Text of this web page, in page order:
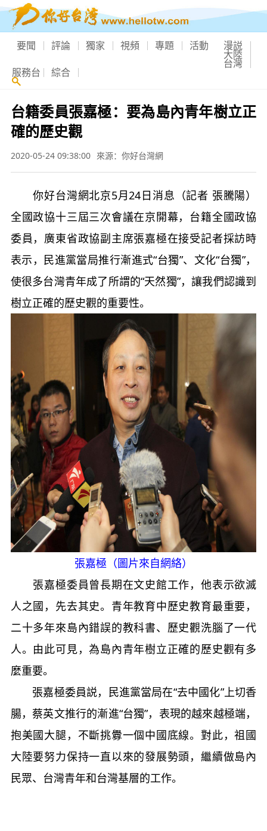
要聞 評論 獨家 視頻 專題 活動 漫説
大陸
台灣
服務台 綜合
台籍委員張嘉極：要為島內青年樹立正
確的歷史觀
2020-05-24 09:38:00 來源：你好台灣網
你好台灣網北京5月24日消息（記者 張騰陽）
全國政協十三屆三次會議在京開幕，台籍全國政協
委員，廣東省政協副主席張嘉極在接受記者採訪時
表示，民進黨當局推行漸進式“台獨”、文化“台獨”，
使很多台灣青年成了所謂的“天然獨”，讓我們認識到
樹立正確的歷史觀的重要性。
張嘉極（圖片來自網絡）
張嘉極委員曾長期在文史館工作，他表示欲滅
人之國，先去其史。青年教育中歷史教育最重要，
二十多年來島內錯誤的教科書、歷史觀洗腦了一代
人。由此可見，為島內青年樹立正確的歷史觀有多
麼重要。
張嘉極委員説，民進黨當局在“去中國化”上切香
腸，蔡英文推行的漸進“台獨”，表現的越來越極端，
抱美國大腿，不斷挑釁一個中國底線。對此，祖國
大陸要努力保持一直以來的發展勢頭，繼續做島內
民眾、台灣青年和台灣基層的工作。